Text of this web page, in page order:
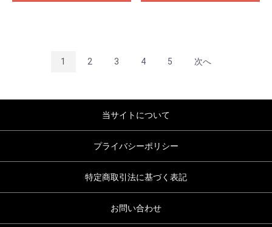
1 2 3 4 5 次へ
当サイトについて
プライバシーポリシー
特定商取引法に基づく表記
お問い合わせ